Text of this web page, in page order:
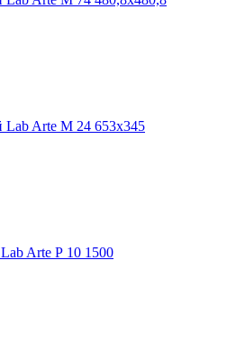
Lab Arte М 24 653х345
Arte Р 10 1500